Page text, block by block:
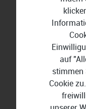
auf
stimmen
Cookie